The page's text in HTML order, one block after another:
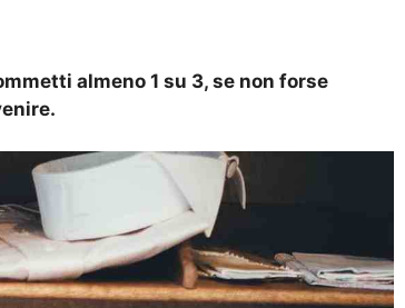
almeno 1 su 3, se non forse